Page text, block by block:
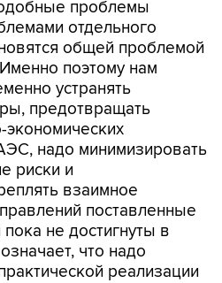
общей проблемой
поэтому нам
устранять
предотвращать
надо минимизировать
риски и
взаимное
поставленные
не достигнуты в
что надо
реализации
- заявил Пашинян.